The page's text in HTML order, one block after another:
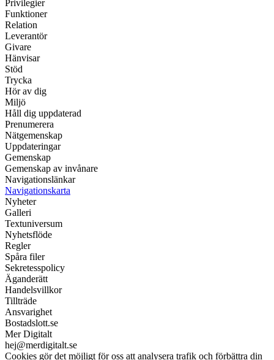
Privilegier
Funktioner
Relation
Leverantör
Givare
Hänvisar
Stöd
Trycka
Hör av dig
Miljö
Håll dig uppdaterad
Prenumerera
Nätgemenskap
Uppdateringar
Gemenskap
Gemenskap av invånare
Navigationslänkar
Navigationskarta
Nyheter
Galleri
Textuniversum
Nyhetsflöde
Regler
Spåra filer
Sekretesspolicy
Äganderätt
Handelsvillkor
Tillträde
Ansvarighet
Bostadslott.se
Mer Digitalt
hej@merdigitalt.se
Cookies gör det möjligt för oss att analysera trafik och förbättra din